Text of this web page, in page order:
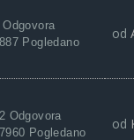
Odgovora
Pogledano
od
Odgovora
Pogledano
od